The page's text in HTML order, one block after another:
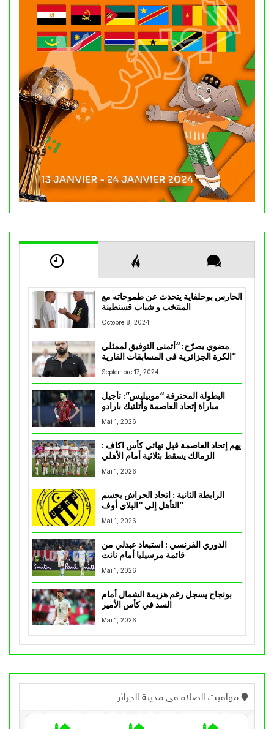
الحارس بوحلفاية يتحدث عن طموحاته مع
المنتخب و شباب قسنطينة
Octobre 8, 2024
مضوي يصرّح: “أتمنى التوفيق لممثلي
الكرة الجزائرية في المسابقات القارية”
Septembre 17, 2024
البطولة المحترفة “موبيليس”: تأجيل
مباراة إتحاد العاصمة وأتلتيك بارادو
Mai 1, 2026
يهم إتحاد العاصمة قبل نهائي كأس اكاف :
Mai 1, 2026
الرابطة الثانية : اتحاد الحراش يحسم
التأهل إلى “البلاي أوف”
Mai 1, 2026
الدوري الفرنسي : استبعاد عبدلي من
قائمة مرسيليا أمام نانت
Mai 1, 2026
بونجاح يسجل رغم هزيمة الشمال أمام
السد في كأس الأمير
Mai 1, 2026